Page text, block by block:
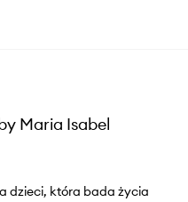
Maria Isabel
dzieci, która bada życia